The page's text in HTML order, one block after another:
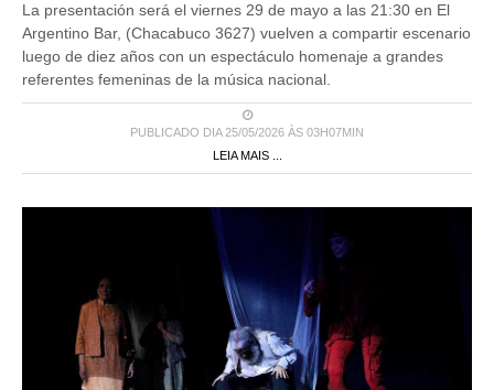
La presentación será el viernes 29 de mayo a las 21:30 en El
Argentino Bar, (Chacabuco 3627) vuelven a compartir escenario
luego de diez años con un espectáculo homenaje a grandes
referentes femeninas de la música nacional.
PUBLICADO DIA 25/05/2026 ÀS 03H07MIN
LEIA MAIS ...